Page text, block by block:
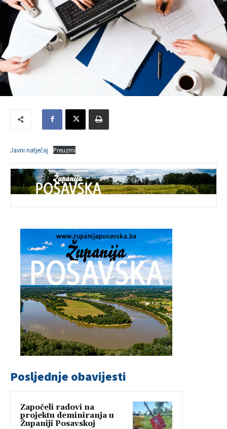
Javni natječaj Preuzmi
Posljednje obavijesti
Započeli radovi na
projektu deminiranja u
Županiji Posavskoj